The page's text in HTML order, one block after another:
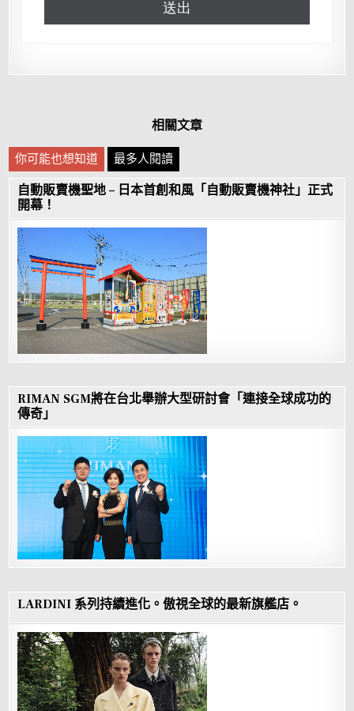
相關文章
你可能也想知道 最多人閱讀
自動販賣機聖地 – 日本首創和風「自動販賣機神社」正式
開幕！
RIMAN SGM將在台北舉辦大型研討會「連接全球成功的
傳奇」
LARDINI 系列持續進化。傲視全球的最新旗艦店。